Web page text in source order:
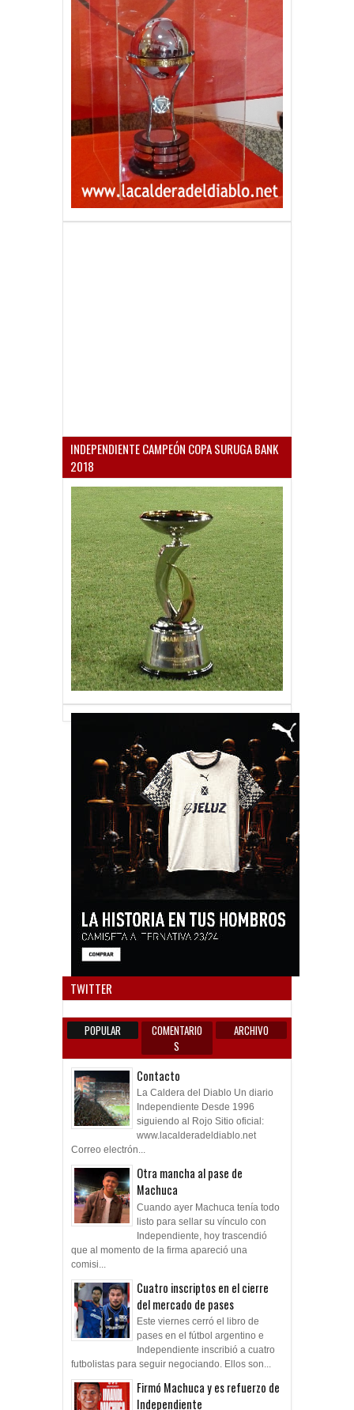
INDEPENDIENTE CAMPEÓN COPA SURUGA BANK
2018
TWITTER
POPULAR
COMENTARIO
S
ARCHIVO
Contacto
La Caldera del Diablo Un diario
Independiente Desde 1996
siguiendo al Rojo Sitio oficial:
www.lacalderadeldiablo.net
Correo electrón...
Otra mancha al pase de
Machuca
Cuando ayer Machuca tenía todo
listo para sellar su vínculo con
Independiente, hoy trascendió
que al momento de la firma apareció una
comisi...
Cuatro inscriptos en el cierre
del mercado de pases
Este viernes cerró el libro de
pases en el fútbol argentino e
Independiente inscribió a cuatro
futbolistas para seguir negociando. Ellos son...
Firmó Machuca y es refuerzo de
Independiente